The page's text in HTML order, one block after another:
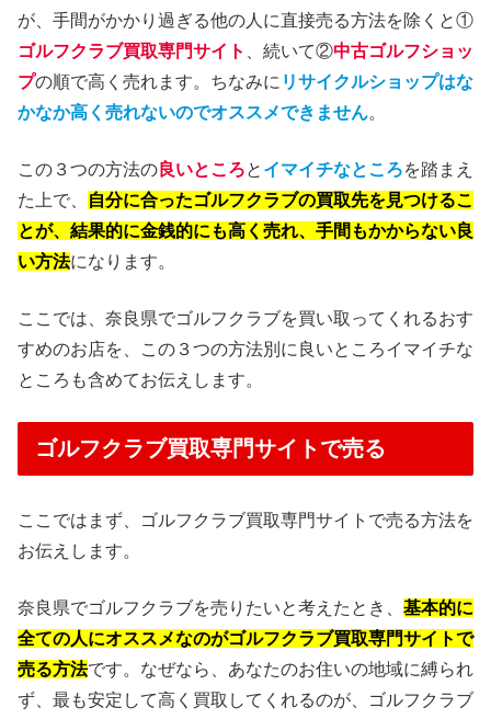
が、手間がかかり過ぎる他の人に直接売る方法を除くと①
ゴルフクラブ買取専門サイト
、続いて②中古ゴルフショッ
プの順で高く売れます。ちなみに リサイクルショップはな
かなか高く売れないのでオススメできません。
この３つの方法の 良いところと イマイチなところを踏まえ
た上で、
自分に合ったゴルフクラブの買取先を見つけるこ
とが、結果的に金銭的にも高く売れ、手間もかからない良
い方法になります。
ここでは、奈良県でゴルフクラブを買い取ってくれるおす
すめのお店を、この３つの方法別に良いところイマイチな
ところも含めてお伝えします。
ゴルフクラブ買取専門サイトで売る
ここではまず、ゴルフクラブ買取専門サイトで売る方法を
お伝えします。
奈良県でゴルフクラブを売りたいと考えたとき、 基本的に
全ての人にオススメなのがゴルフクラブ買取専門サイトで
売る方法です。なぜなら、あなたのお住いの地域に縛られ
ず、最も安定して高く買取してくれるのが、ゴルフクラブ